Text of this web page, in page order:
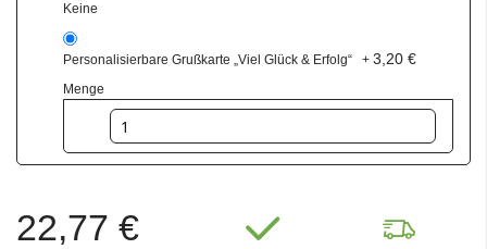
Keine
Personalisierbare Grußkarte „Viel Glück & Erfolg“ + 3,20 €
Menge
22,77 €